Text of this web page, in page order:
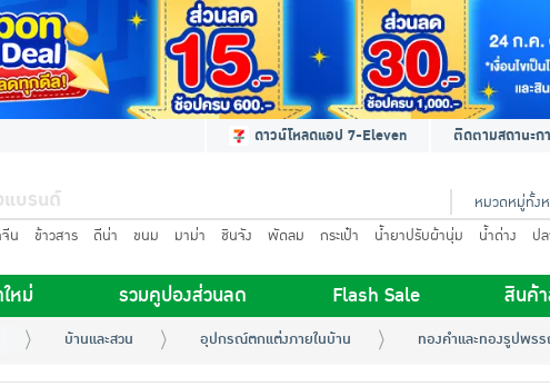
ดาวน์โหลดแอป 7-Eleven ติดตามสถานะก
หมวดหมู่ทั้ง
น ข้าวสาร ดีน่า ขนม มาม่า ชินจัง พัดลม กระเป๋า น้ำยาปรับผ้านุ่ม น้ำด่าง ป
หม่ รวมคูปองส่วนลด Flash Sale สินค้
บ้านและสวน อุปกรณ์ตกแต่งภายในบ้าน ทองคำและทองรูปพร